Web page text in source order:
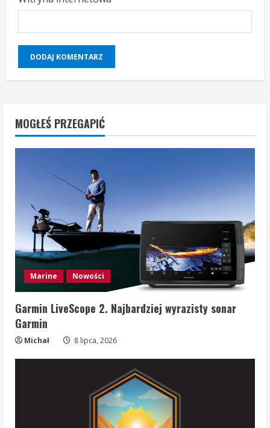
MOGŁEŚ PRZEGAPIĆ
Marine Nowości
Garmin LiveScope 2. Najbardziej wyrazisty sonar
Garmin
Michał 8 lipca, 2026